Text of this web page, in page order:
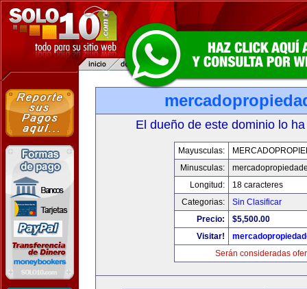
El dueño de este dominio lo
Mayusculas:
Minusculas:
Longitud:
18 caracteres
Categorias:
Sin Clasificar
Precio:
$5,500.00
Visitar!
Serán consideradas